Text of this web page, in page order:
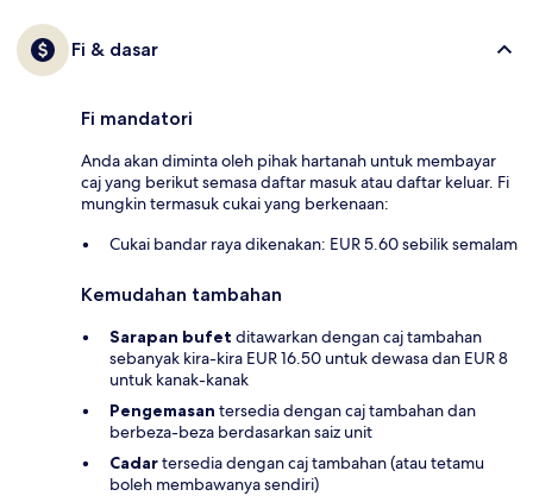
Fi & dasar
Fi mandatori
Anda akan diminta oleh pihak hartanah untuk membayar
caj yang berikut semasa daftar masuk atau daftar keluar. Fi
mungkin termasuk cukai yang berkenaan:
Cukai bandar raya dikenakan: EUR 5.60 sebilik semalam
Kemudahan tambahan
Sarapan bufet ditawarkan dengan caj tambahan
sebanyak kira-kira EUR 16.50 untuk dewasa dan EUR 8
untuk kanak-kanak
Pengemasan tersedia dengan caj tambahan dan
berbeza-beza berdasarkan saiz unit
Cadartersedia dengan caj tambahan (atau tetamu
boleh membawanya sendiri)